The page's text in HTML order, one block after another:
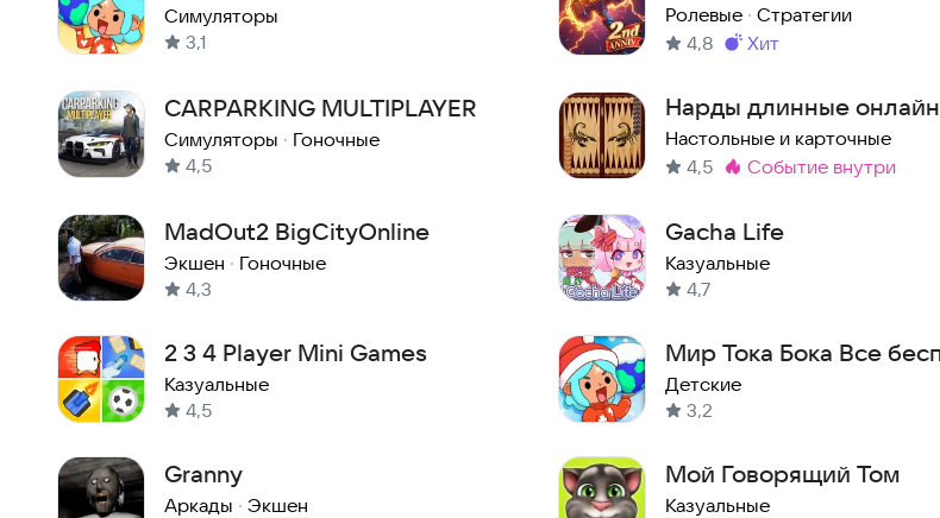
Life
Симуляторы
3,1
бой
Ролевые · Стратегии
4,8
Метка
хит
CARPARKING MULTIPLAYER
Симуляторы · Гоночные
4,5
Нарды длинные
оффлайн
Настольные и карточные
4,5
Метка:
событие внутри
MadOut2 BigCityOnline
Экшен · Гоночные
4,3
Gacha Life
Казуальные
4,7
2 3 4 Player Mini Games
Казуальные
4,5
Мир Тока Бока Все
- Toca Boca World
Детские
3,2
Granny
Аркады · Экшен
Мой Говорящий Том
Казуальные